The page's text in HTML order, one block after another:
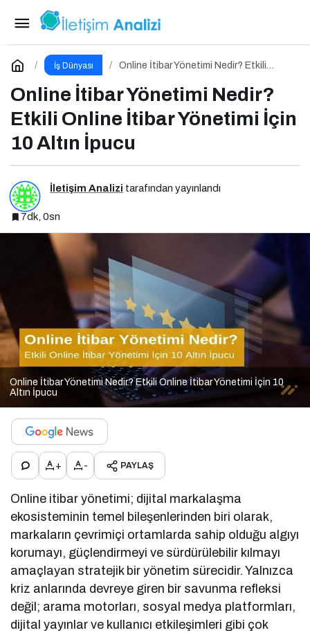
İş Dünyası
Online İtibar Yönetimi Nedir? Etkili
İpucu
Online İtibar Yönetimi Nedir?
Etkili Online İtibar Yönetimi İçin
10 Altın İpucu
İletişim Analizi tarafından yayınlandı
7dk, 0sn
Online İtibar Yönetimi Nedir? Etkili Online İtibar Yönetimi İçin 10
Altın İpucu
+ - PAYLAŞ
Online itibar yönetimi; dijital markalaşma
ekosisteminin temel bileşenlerinden biri olarak,
markaların çevrimiçi ortamlarda sahip olduğu algıyı
korumayı, güçlendirmeyi ve sürdürülebilir kılmayı
amaçlayan stratejik bir yönetim sürecidir. Yalnızca
kriz anlarında devreye giren bir savunma refleksi
değil; arama motorları, sosyal medya platformları,
dijital yayınlar ve kullanıcı etkileşimleri gibi çok
E-Ticaret Yönetimi Nedir? Etkili E-Ticaret
Yönetimi İçin 10 Altın İpucu
Yorum Yap